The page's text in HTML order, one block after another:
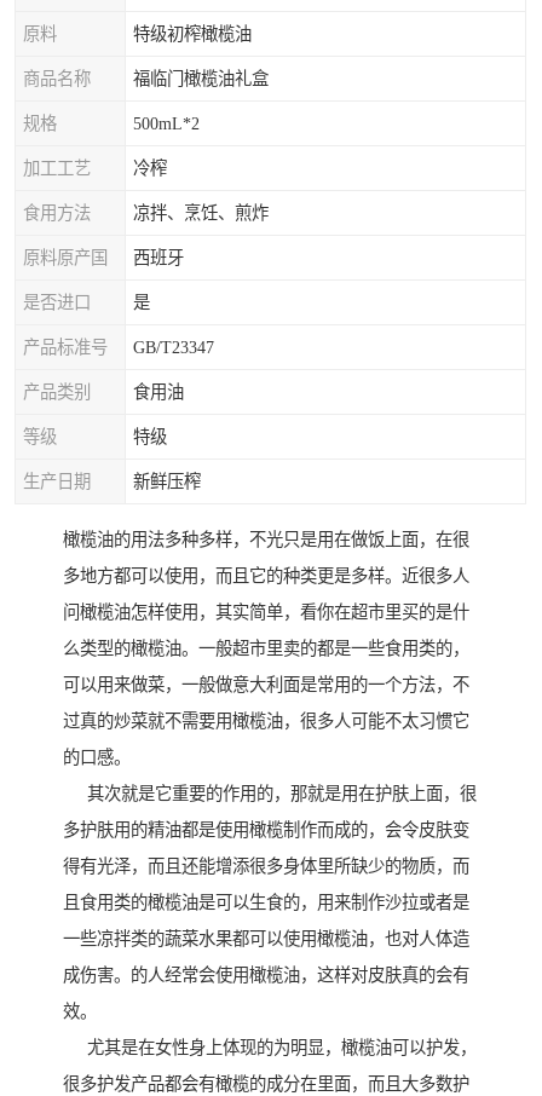
原料 特级初榨橄榄油
商品名称 福临门橄榄油礼盒
规格 500mL*2
加工工艺 冷榨
食用方法 凉拌、烹饪、煎炸
原料原产国 西班牙
是否进口 是
产品标准号 GB/T23347
产品类别 食用油
等级 特级
生产日期 新鲜压榨
橄榄油的用法多种多样，不光只是用在做饭上面，在很
多地方都可以使用，而且它的种类更是多样。近很多人
问橄榄油怎样使用，其实简单，看你在超市里买的是什
么类型的橄榄油。一般超市里卖的都是一些食用类的，
可以用来做菜，一般做意大利面是常用的一个方法，不
过真的炒菜就不需要用橄榄油，很多人可能不太习惯它
的口感。
其次就是它重要的作用的，那就是用在护肤上面，很
多护肤用的精油都是使用橄榄制作而成的，会令皮肤变
得有光泽，而且还能增添很多身体里所缺少的物质，而
且食用类的橄榄油是可以生食的，用来制作沙拉或者是
一些凉拌类的蔬菜水果都可以使用橄榄油，也对人体造
成伤害。的人经常会使用橄榄油，这样对皮肤真的会有
效。
尤其是在女性身上体现的为明显，橄榄油可以护发，
很多护发产品都会有橄榄的成分在里面，而且大多数护